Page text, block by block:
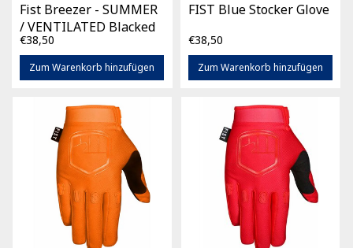
Fist Breezer - SUMMER
/ VENTILATED Blacked
out
€38,50
Zum Warenkorb hinzufügen
FIST Blue Stocker Glove
€38,50
Zum Warenkorb hinzufügen